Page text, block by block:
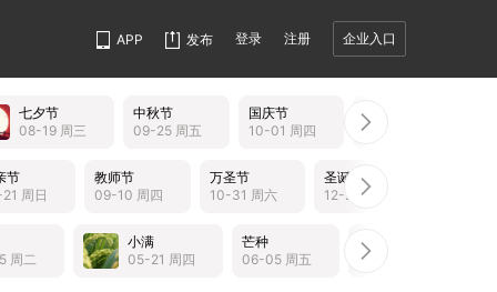
APP 发布 登录 注册 企业入口
七夕节
08-19 周三
中秋节
09-25 周五
国庆节
10-01 周四
重阳节
10-19 周一
节
周日
教师节
09-10 周四
万圣节
10-31 周六
圣诞节
12-25 周五
周二
小满
05-21 周四
芒种
06-05 周五
夏至
06-21 周日